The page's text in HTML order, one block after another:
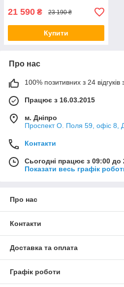
21 590 ₴ 23 190 ₴
Купити
Про нас
100% позитивних з 24 відгуків
Працює з 16.03.2015
м. Дніпро
Проспект О. Поля 59, офіс 8,
Контакти
Сьогодні працює з 09:00 до
Показати весь графік
Про нас
Контакти
Доставка та оплата
Графік роботи